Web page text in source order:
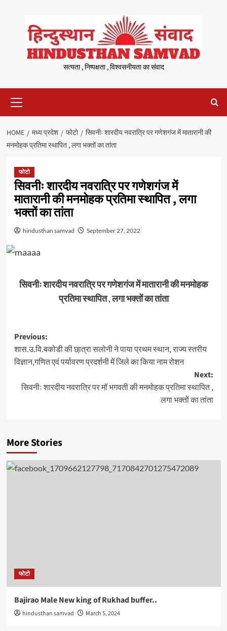
content
सत्यता , निष्पक्षता , विश्वसनीयता का संवाद
Menu
HOME मध्य प्रदेश फोटो
सिवनीः शारदीय नवरात्रि पर गणेशगंज में मातारानी की
मनमोहक प्रतिमा स्थापित , लगा भक्तों का तांता
फोटो
सिवनीः शारदीय नवरात्रि पर गणेशगंज में
मातारानी की मनमोहक प्रतिमा स्थापित , लगा
भक्तों का तांता
hindusthan samvad September 27, 2022
सिवनीः शारदीय नवरात्रि पर गणेशगंज में मातारानी की मनमोहक
प्रतिमा स्थापित , लगा भक्तों का तांता
Post
navigation
Previous:
शास.उ.वि.बकोडी की छा़त्रा सलोनी ने पाया प्रथम स्थान, राज्य स्तरीय
विज्ञान,गणित एवं पर्यावरण प्रदर्शनी में जिले का किया नाम रोशन
Next:
सिवनीः शारदीय नवरात्रि पर मॉ भगवती की मनमोहक प्रतिमा स्थापित ,
लगा भक्तों का तांता
More Stories
फोटो
Bajirao Male New king of Rukhad buffer..
hindusthan samvad March 5, 2024